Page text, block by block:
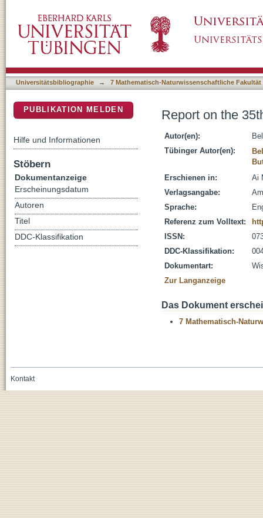
Universitätsbibliographie → 7 Mathematisch-Naturwissenschaftliche Fakultät
Report on the
Autor(en):
Tübinger Autor(en):
Erschienen in:
Ai
Verlagsangabe:
Sprache:
Referenz zum Volltext:
ISSN:
DDC-Klassifikation:
Dokumentart:
Zur Langanzeige
Das Dokument
7 Mathematisch-
PUBLIKATION MELDEN
Hilfe und Informationen
Stöbern
Dokumentanzeige
Erscheinungsdatum
Autoren
Titel
DDC-Klassifikation
Kontakt